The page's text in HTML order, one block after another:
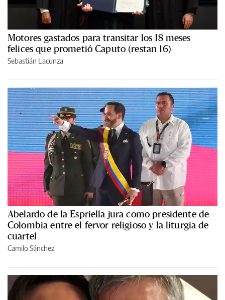
Motores gastados para transitar los 18 meses
felices que prometió Caputo (restan 16)
Sebastián Lacunza
Abelardo de la Espriella jura como presidente de
Colombia entre el fervor religioso y la liturgia de
cuartel
Camilo Sánchez